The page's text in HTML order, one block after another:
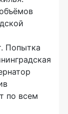
Попытка
по всем